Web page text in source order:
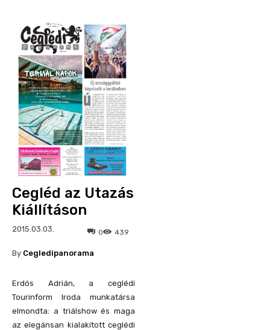
Cegléd az Utazás
Kiállításon
2015.03.03. 439
0
By Cegledipanorama
Erdós Adrián, a ceglédi
Tourinform Iroda munkatársa
elmondta: a triálshow és maga
az elegánsan kialakított ceglédi